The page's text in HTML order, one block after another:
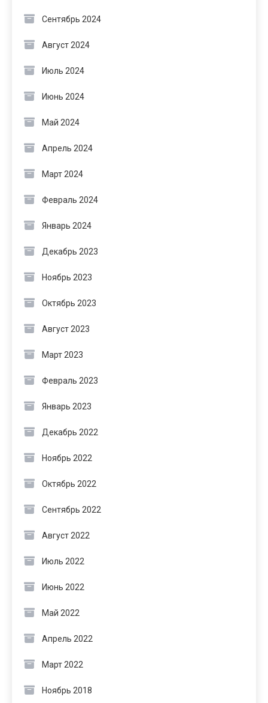
Сентябрь 2024
Август 2024
Июль 2024
Июнь 2024
Май 2024
Апрель 2024
Март 2024
Февраль 2024
Январь 2024
Декабрь 2023
Ноябрь 2023
Октябрь 2023
Август 2023
Март 2023
Февраль 2023
Январь 2023
Декабрь 2022
Ноябрь 2022
Октябрь 2022
Сентябрь 2022
Август 2022
Июль 2022
Июнь 2022
Май 2022
Апрель 2022
Март 2022
Ноябрь 2018